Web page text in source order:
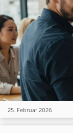
25. Februar 2026